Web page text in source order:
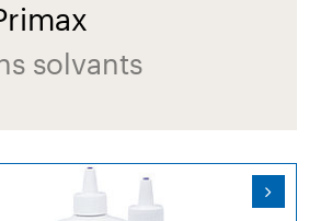
solvants